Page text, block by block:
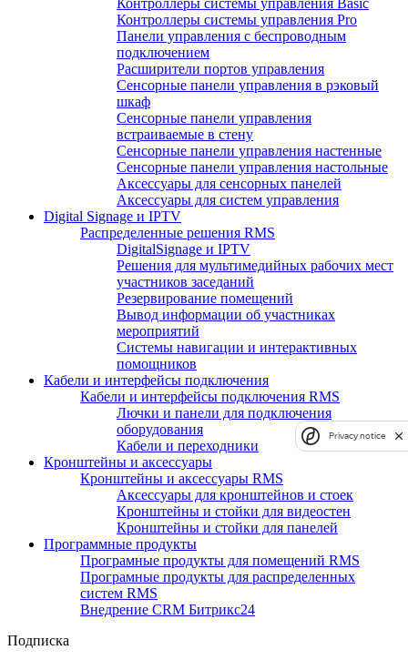
Контроллеры системы управления Pro
Панели управления с беспроводным
подключением
Расширители портов управления
Сенсорные панели управления в рэковый
шкаф
Сенсорные панели управления
встраиваемые в стену
Сенсорные панели управления настенные
Сенсорные панели управления настольные
Аксессуары для сенсорных панелей
Аксессуары для систем управления
Digital Signage и IPTV
Распределенные решения RMS
DigitalSignage и IPTV
Решения для мультимедийных рабочих мест
участников заседаний
Резервирование помещений
Вывод информации об участниках
мероприятий
Системы навигации и интерактивных
помощников
Кабели и интерфейсы подключения
Кабели и интерфейсы подключения RMS
Лючки и панели для подключения
оборудования
Кабели и переходники
Кронштейны и аксессуары
Кронштейны и аксессуары RMS
Аксессуары для кронштейнов и стоек
Кронштейны и стойки для видеостен
Кронштейны и стойки для панелей
Программные продукты
Програмные продукты для помещений RMS
Програмные продукты для распределенных
систем RMS
Внедрение CRM Битрикс24
Подписка
Privacy notice